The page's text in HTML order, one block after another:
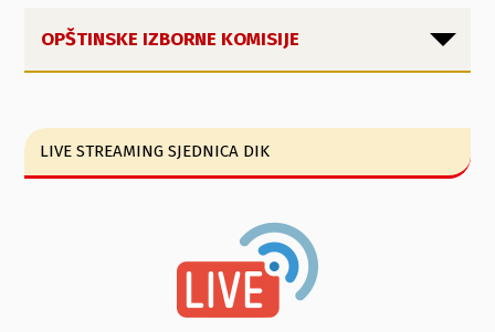
OPŠTINSKE IZBORNE KOMISIJE
LIVE STREAMING SJEDNICA DIK